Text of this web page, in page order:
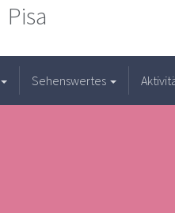
Pisa
Sehenswertes